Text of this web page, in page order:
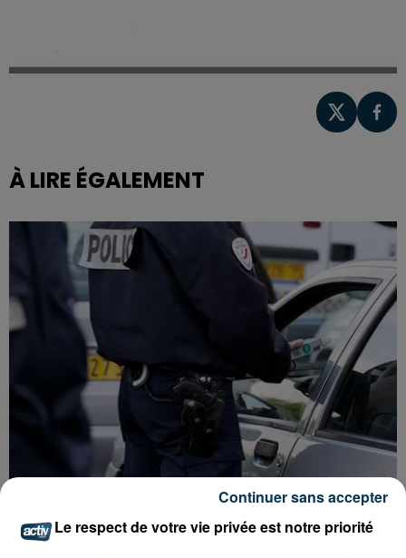
À LIRE ÉGALEMENT
APRÈS UN CASSE EN HAUTE-LOIRE, LES
Le respect de votre vie privée est notre priorité
Continuer sans accepter